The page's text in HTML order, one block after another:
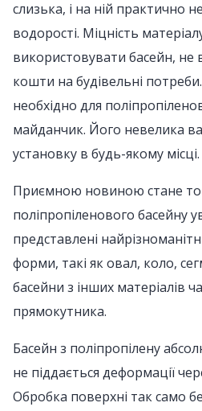
слизька, і на ній практично
водорості. Міцність
використовувати басейн, не
кошти на будівельні
необхідно для
майданчик. Його невелика
установку в будь-якому місці.
Приємною новиною стане
поліпропіленового басейну
представлені
форми, такі як овал, коло,
басейни з інших матеріалів
прямокутника.
Басейн з поліпропілену
не піддається деформації
Обробка поверхні так само